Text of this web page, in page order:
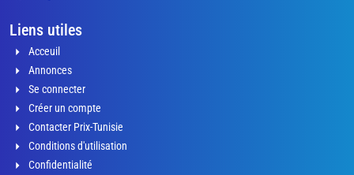
Liens utiles
Acceuil
Annonces
Se connecter
Créer un compte
Contacter Prix-Tunisie
Conditions d'utilisation
Confidentialité